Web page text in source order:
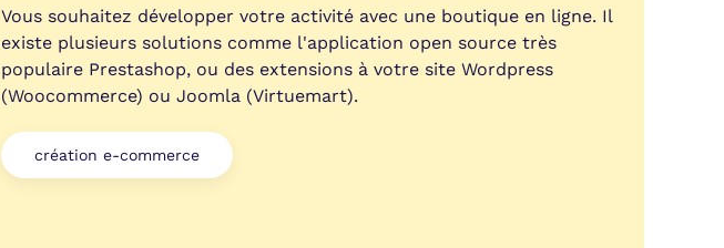
Vous souhaitez développer votre activité avec une boutique en ligne. Il
existe plusieurs solutions comme l'application open source très
populaire Prestashop, ou des extensions à votre site Wordpress
(Woocommerce) ou Joomla (Virtuemart).
création e-commerce